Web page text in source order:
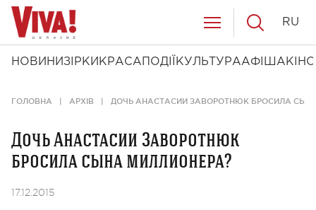
НОВИНИ ЗІРКИ КРАСА ПОДІЇ КУЛЬТУРААФІША КІНО
RU
ГОЛОВНА АРХІВ ДОЧЬ АНАСТАСИИ ЗАВОРОТНЮК БРОСИЛА
Дочь Анастасии Заворотнюк
бросила сына миллионера?
17.12.2015